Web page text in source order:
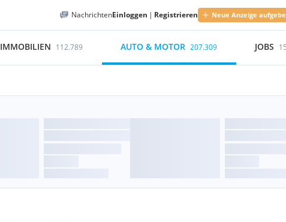
NachrichtenEinloggen | Registrieren Neue Anzeige
IMMOBILIEN 112.789 AUTO & MOTOR 207.309 JOBS